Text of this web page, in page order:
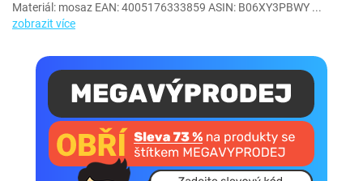
Materiál: mosaz EAN: 4005176333859 ASIN: B06XY3PBWY ...
zobrazit více